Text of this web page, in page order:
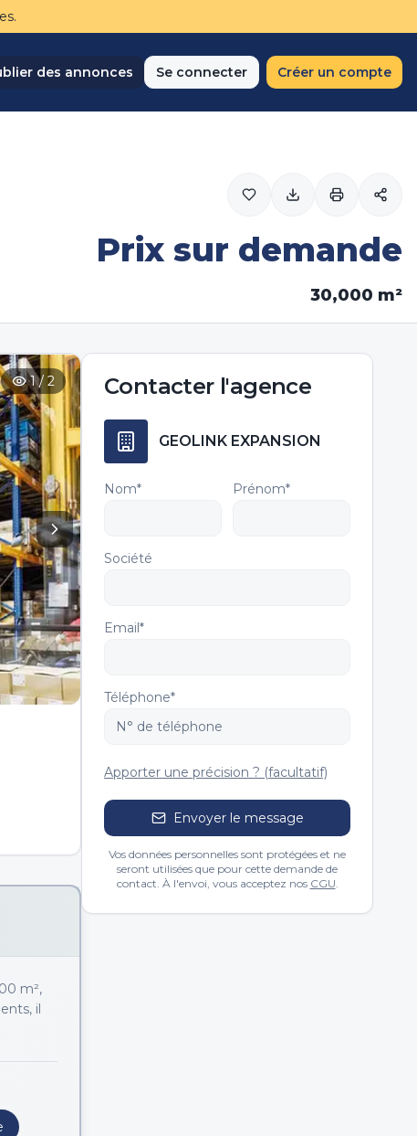
des annonces Se connecter Créer un compte
Prix sur demande
30,000 m²
1/ 2
m²,
il
Contacter l'agence
GEOLINK EXPANSION
Nom* Prénom*
Société
Email*
Téléphone*
Apporter une précision ? (facultatif)
Envoyer le message
Vos données personnelles sont protégées et ne
seront utilisées que pour cette demande de
contact. À l'envoi, vous acceptez nos CGU.